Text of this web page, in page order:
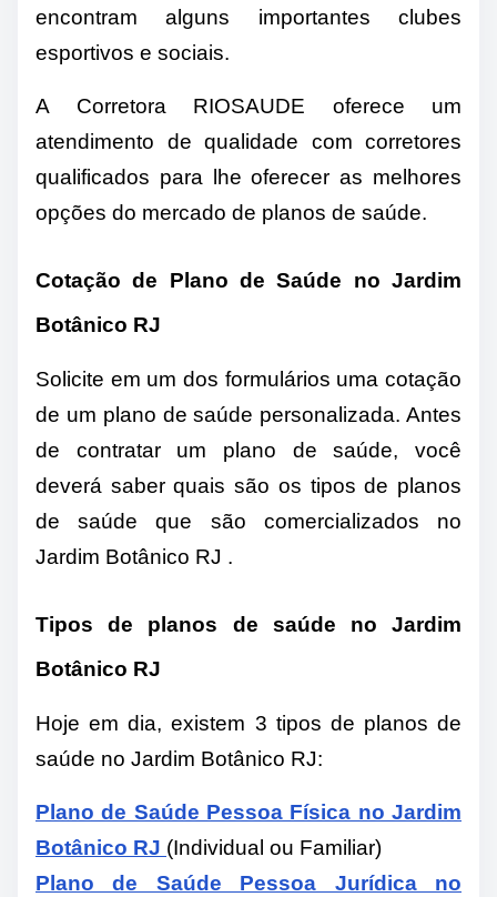
encontram alguns importantes clubes
esportivos e sociais.
A Corretora RIOSAUDE oferece um
atendimento de qualidade com corretores
qualificados para lhe oferecer as melhores
opções do mercado de planos de saúde.
Cotação de Plano de Saúde no Jardim
Botânico RJ
Solicite em um dos formulários uma cotação
de um plano de saúde personalizada. Antes
de contratar um plano de saúde, você
deverá saber quais são os tipos de planos
de saúde que são comercializados no
Jardim Botânico RJ .
Tipos de planos de saúde no Jardim
Botânico RJ
Hoje em dia, existem 3 tipos de planos de
saúde no Jardim Botânico RJ:
Plano de Saúde Pessoa Física no Jardim
Botânico RJ (Individual ou Familiar)
Plano de Saúde Pessoa Jurídica no